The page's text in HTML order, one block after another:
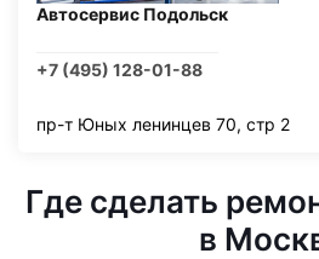
Автосервис Подольск
+7 (495) 128-01-88
пр-т Юных ленинцев 70, стр 2
Где сделать
в